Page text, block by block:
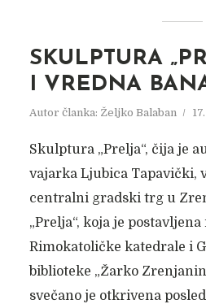
SKULPTURA
I VREDNA
Autor članka: Željko Balaban
Skulptura „Prelja“, čija je
vajarka Ljubica Tapavički,
centralni gradski trg u
„Prelja“, koja je
Rimokatoličke katedrale i
biblioteke „Žarko
svečano je otkrivena